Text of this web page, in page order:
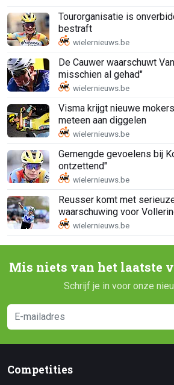
Tourorganisatie is
bestraft
De Cauwer waarschuwt
misschien al gehad"
Visma krijgt nieuwe
meteen aan diggelen
Gemengde gevoelens bij
ontzettend"
Reusser komt met
waarschuwing voor
Mis niets van het laatste
Schrijf je in voor onze
Competities